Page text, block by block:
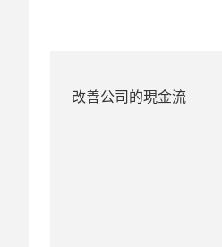
改善公司的現金流